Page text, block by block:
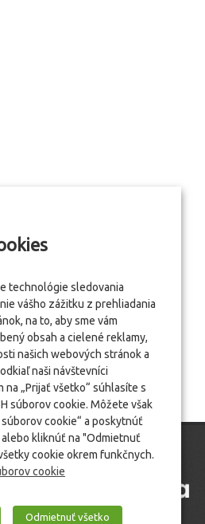
technológie sledovania
vášho zážitku z prehliadania
na to, aby sme vám
obsah a cielené reklamy,
našich webových stránok a
naši návštevníci
na „Prijať všetko“ súhlasíte s
súborov cookie. Môžete však
cookie“ a poskytnúť
kliknúť na "Odmietnuť
cookie okrem funkčnych.
cookie
Odmietnuť všetko